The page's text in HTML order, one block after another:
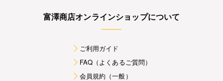
富澤商店オンラインショップについて
ご利用ガイド
FAQ（よくあるご質問）
会員規約（一般）